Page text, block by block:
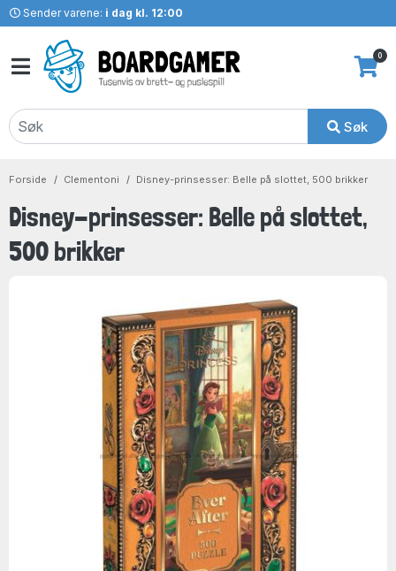
Sender varene: i dag kl. 12:00
Søk
0
Forside Clementoni Disney-prinsesser: Belle på slottet, 500 brikker
Disney-prinsesser: Belle på slottet,
500 brikker